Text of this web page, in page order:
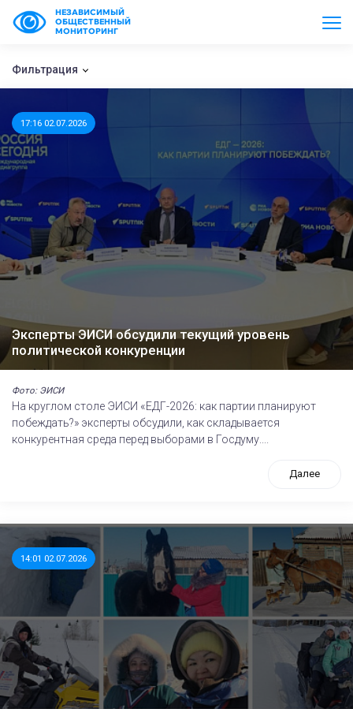
НЕЗАВИСИМЫЙ
ОБЩЕСТВЕННЫЙ
МОНИТОРИНГ
Фильтрация
17:16 02.07.2026
Эксперты ЭИСИ обсудили текущий уровень
политической конкуренции
Фото: ЭИСИ
На круглом столе ЭИСИ «ЕДГ-2026: как партии планируют
побеждать?» эксперты обсудили, как складывается
конкурентная среда перед выборами в Госдуму....
Далее
14:01 02.07.2026